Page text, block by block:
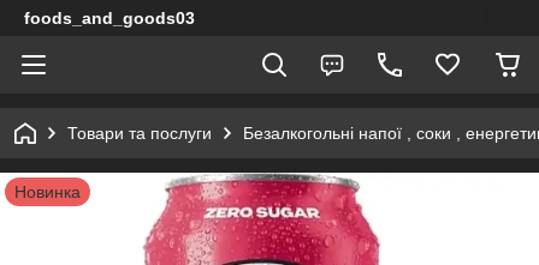
foods_and_goods03
Товари та послуги Безалкогольні напої , соки ,
Новинка